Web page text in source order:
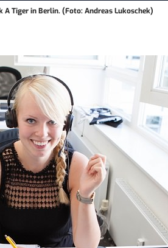
Tiger in Berlin. (Foto: Andreas Lukoschek)